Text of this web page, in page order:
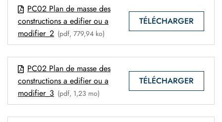
PC02 Plan de masse des
constructions a edifier ou a
modifier_2 (pdf, 779,94 ko)
TÉLÉCHARGER
PC02 Plan de masse des
constructions a edifier ou a
modifier_3 (pdf, 1,23 mo)
TÉLÉCHARGER